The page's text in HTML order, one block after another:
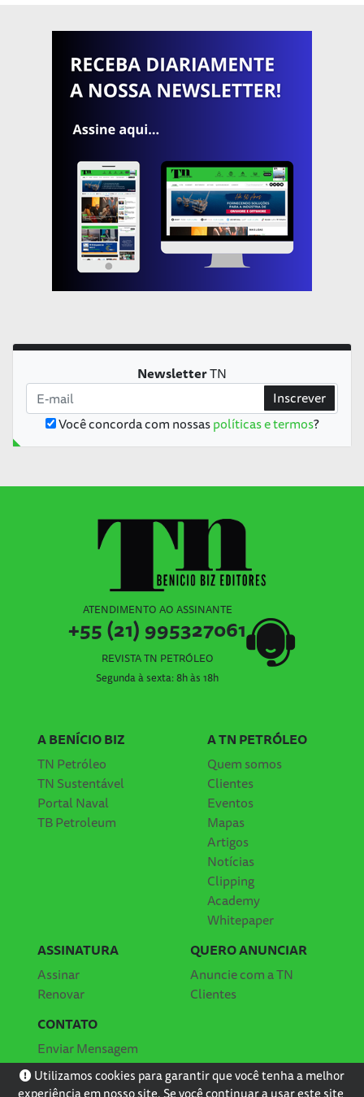
NewsletterTN
Você concorda com nossaspolíticas e termos?
Inscrever
ATENDIMENTO AO ASSINANTE
+55 (21) 995327061
REVISTA TN PETRÓLEO
Segunda à sexta: 8h às 18h
A BENÍCIO BIZ
TN Petróleo
TN Sustentável
Portal Naval
TB Petroleum
A TN PETRÓLEO
Quem somos
Clientes
Eventos
Mapas
Artigos
Notícias
Clipping
Academy
Whitepaper
ASSINATURA
Assinar
Renovar
QUERO ANUNCIAR
Anuncie com a TN
Clientes
CONTATO
Enviar Mensagem
Localização
Utilizamos cookies para garantir que você tenha a melhor